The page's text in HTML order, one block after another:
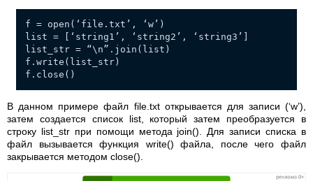
f = open(‘file.txt’, ‘w’)
list = [‘string1’, ‘string2’, ‘string3’]
list_str = “\n”.join(list)
f.write(list_str)
f.close()
В данном примере файл file.txt открывается для записи (‘w’),
затем создается список list, который затем преобразуется в
строку list_str при помощи метода join(). Для записи списка в
файл вызывается функция write() файла, после чего файл
закрывается методом close().